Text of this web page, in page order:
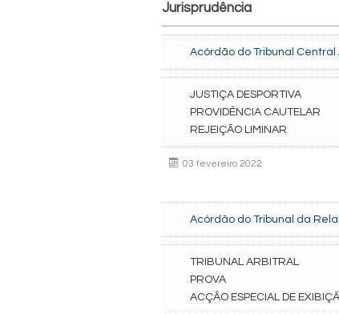
Jurisprudência
Acórdão do Tribunal Central
JUSTIÇA DESPORTIVA
PROVIDÊNCIA CAUTELAR
REJEIÇÃO LIMINAR
03 fevereiro 2022
Acórdão do Tribunal da
TRIBUNAL ARBITRAL
PROVA
ACÇÃO ESPECIAL DE